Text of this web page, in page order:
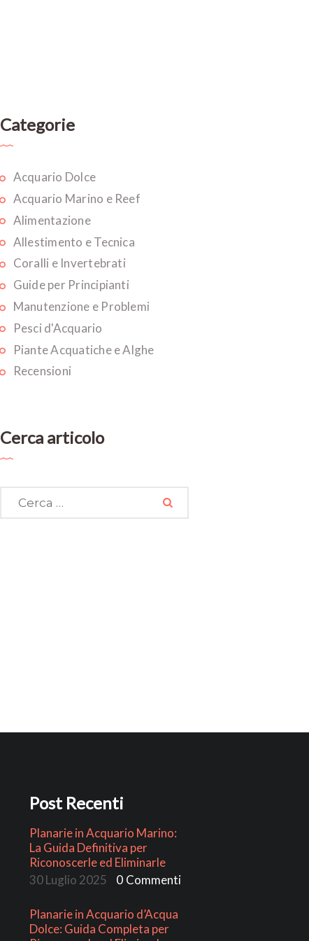
Categorie
Acquario Dolce
Acquario Marino e Reef
Alimentazione
Allestimento e Tecnica
Coralli e Invertebrati
Guide per Principianti
Manutenzione e Problemi
Pesci d'Acquario
Piante Acquatiche e Alghe
Recensioni
Cerca articolo
Ricerca
Post Recenti
Planarie in Acquario Marino:
La Guida Definitiva per
Riconoscerle ed Eliminarle
30 Luglio 2025
0 Commenti
Planarie in Acquario d’Acqua
Dolce: Guida Completa per